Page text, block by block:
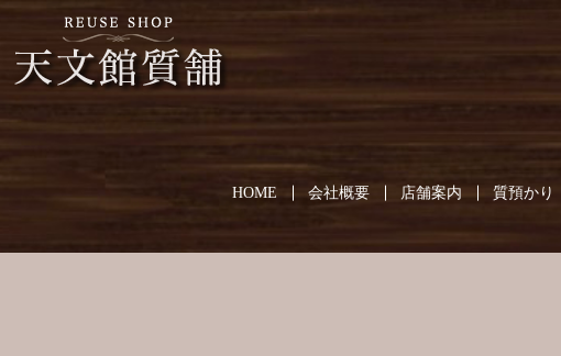
HOME 会社概要 店舗案内 質預かり